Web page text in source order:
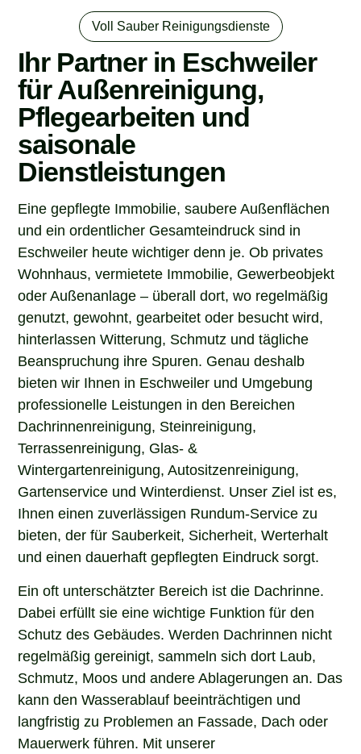
Voll Sauber Reinigungsdienste
Ihr Partner in Eschweiler
für Außenreinigung,
Pflegearbeiten und
saisonale
Dienstleistungen
Eine gepflegte Immobilie, saubere Außenflächen
und ein ordentlicher Gesamteindruck sind in
Eschweiler heute wichtiger denn je. Ob privates
Wohnhaus, vermietete Immobilie, Gewerbeobjekt
oder Außenanlage – überall dort, wo regelmäßig
genutzt, gewohnt, gearbeitet oder besucht wird,
hinterlassen Witterung, Schmutz und tägliche
Beanspruchung ihre Spuren. Genau deshalb
bieten wir Ihnen in Eschweiler und Umgebung
professionelle Leistungen in den Bereichen
Dachrinnenreinigung, Steinreinigung,
Terrassenreinigung, Glas- &
Wintergartenreinigung, Autositzenreinigung,
Gartenservice und Winterdienst. Unser Ziel ist es,
Ihnen einen zuverlässigen Rundum-Service zu
bieten, der für Sauberkeit, Sicherheit, Werterhalt
und einen dauerhaft gepflegten Eindruck sorgt.
Ein oft unterschätzter Bereich ist die Dachrinne.
Dabei erfüllt sie eine wichtige Funktion für den
Schutz des Gebäudes. Werden Dachrinnen nicht
regelmäßig gereinigt, sammeln sich dort Laub,
Schmutz, Moos und andere Ablagerungen an. Das
kann den Wasserablauf beeinträchtigen und
langfristig zu Problemen an Fassade, Dach oder
Mauerwerk führen. Mit unserer